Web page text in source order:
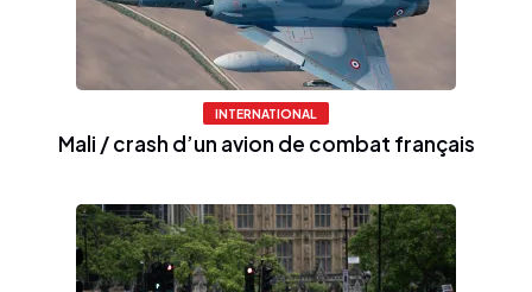
INTERNATIONAL
Mali / crash d’un avion de combat français